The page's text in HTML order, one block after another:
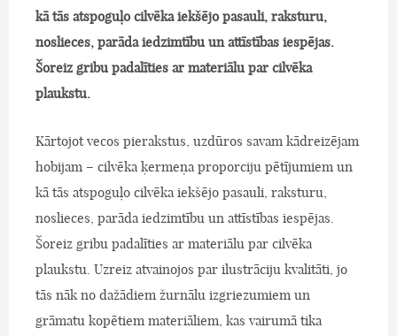
kā tās atspoguļo cilvēka iekšējo pasauli, raksturu,
noslieces, parāda iedzimtību un attīstības iespējas.
Šoreiz gribu padalīties ar materiālu par cilvēka
plaukstu.
Kārtojot vecos pierakstus, uzdūros savam kādreizējam
hobijam – cilvēka ķermeņa proporciju pētījumiem un
kā tās atspoguļo cilvēka iekšējo pasauli, raksturu,
noslieces, parāda iedzimtību un attīstības iespējas.
Šoreiz gribu padalīties ar materiālu par cilvēka
plaukstu. Uzreiz atvainojos par ilustrāciju kvalitāti, jo
tās nāk no dažādiem žurnālu izgriezumiem un
grāmatu kopētiem materiāliem, kas vairumā tika